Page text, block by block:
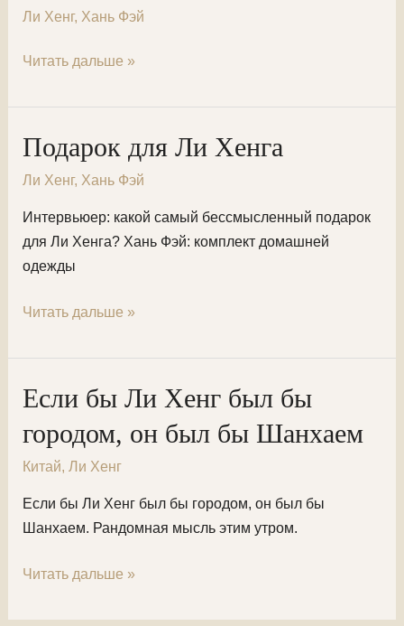
Ли Хенг, Хань Фэй
Совместный
Хенга
Хань
Фэя
Читать дальше »
Подарок для Ли Хенга
Ли Хенг, Хань Фэй
Интервьюер: какой самый бессмысленный подарок
для Ли Хенга? Хань Фэй: комплект домашней
одежды
Подарок
Ли
Читать дальше »
Если бы Ли Хенг был бы
городом, он был бы Шанхаем
Китай, Ли Хенг
Если бы Ли Хенг был бы городом, он был бы
Шанхаем. Рандомная мысль этим утром.
Если
Ли
Читать дальше »